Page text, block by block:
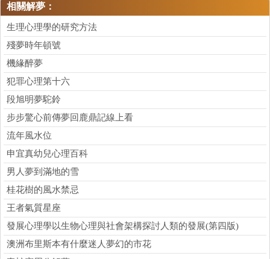
相關解夢：
生理心理學的研究方法
殘夢時年頓號
機緣醉夢
犯罪心理第十六
段旭明夢駝鈴
步步驚心前傳夢回鹿鼎記線上看
流年風水位
申宜真幼兒心理百科
男人夢到滿地的雪
桂花樹的風水禁忌
王者氣質星座
發展心理學以生物心理與社會架構探討人類的發展(第四版)
澳洲布里斯本有什麼迷人夢幻的市花